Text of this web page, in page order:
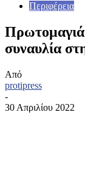
Περιφέρεια
Πρωτομαγιά
συναυλία
Από
protipress
-
30 Απριλίου 2022